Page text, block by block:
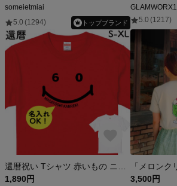
someietmiai
5.0 (1294) トップブランド
GLAMWORX1
5.0 (1217)
1,890円
3,500円